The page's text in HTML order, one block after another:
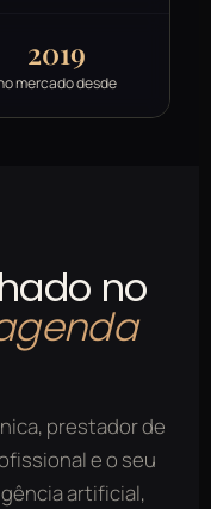
2019
mercado desde
no
prestador de
e o seu
artificial,